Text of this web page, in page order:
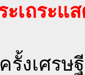
ะเถระแ
รั้งเศร